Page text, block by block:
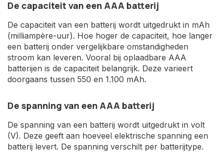
De capaciteit van een AAA batterij
De capaciteit van een batterij wordt uitgedrukt in mAh
(milliampère-uur). Hoe hoger de capaciteit, hoe langer
een batterij onder vergelijkbare omstandigheden
stroom kan leveren. Vooral bij oplaadbare AAA
batterijen is de capaciteit belangrijk. Deze varieert
doorgaans tussen 550 en 1.100 mAh.
De spanning van een AAA batterij
De spanning van een batterij wordt uitgedrukt in volt
(V). Deze geeft aan hoeveel elektrische spanning een
batterij levert. De spanning verschilt per batterijtype.